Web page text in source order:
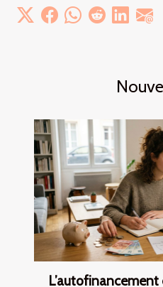
L’autofinancement